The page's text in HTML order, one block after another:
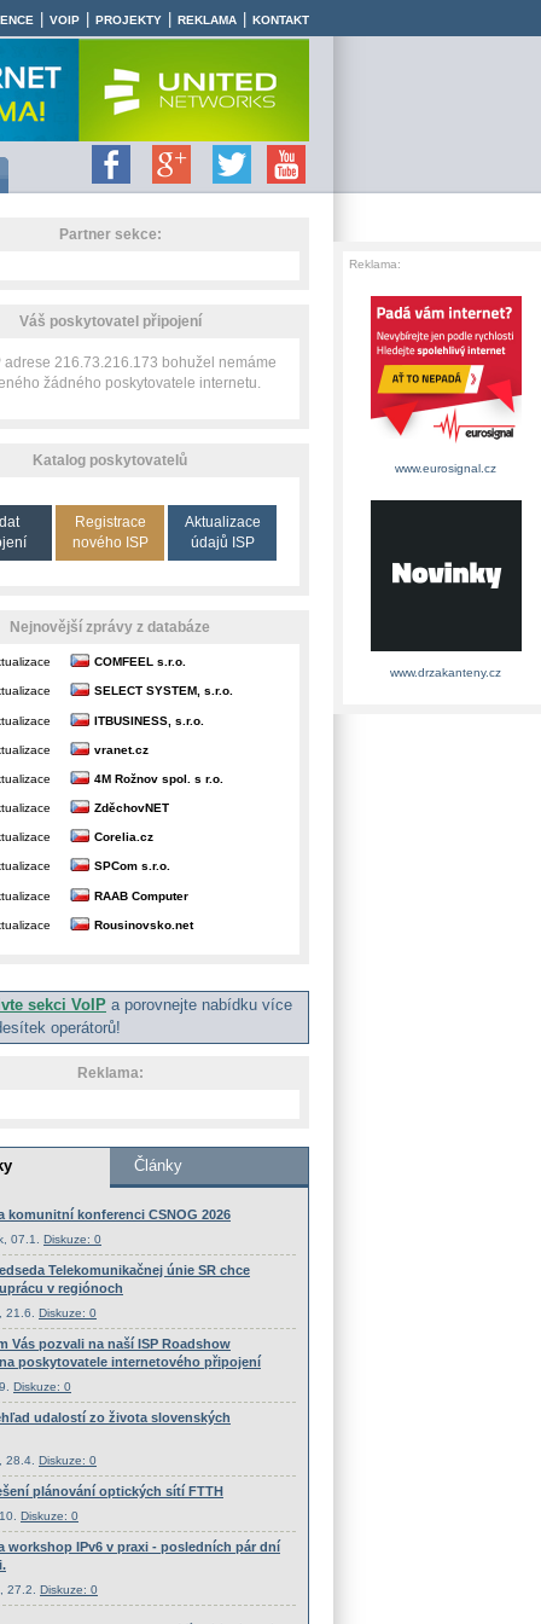
VOIP PROJEKTY REKLAMA KONTAKT
Partner sekce:
Váš poskytovatel připojení
adrese 216.73.216.173 bohužel nemáme
žádného poskytovatele internetu.
Katalog poskytovatelů
Registrace
nového ISP
Aktualizace
údajů ISP
Nejnovější zprávy z databáze
COMFEEL s.r.o.
SELECT SYSTEM, s.r.o.
ITBUSINESS, s.r.o.
vranet.cz
4M Rožnov spol. s r.o.
ZděchovNET
Corelia.cz
SPCom s.r.o.
RAAB Computer
Rousinovsko.net
sekci VoIP a porovnejte nabídku více
operátorů!
Reklama:
Reklama:
www.eurosignal.cz
www.drzakanteny.cz